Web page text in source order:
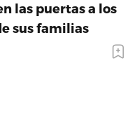
las puertas a los
sus familias